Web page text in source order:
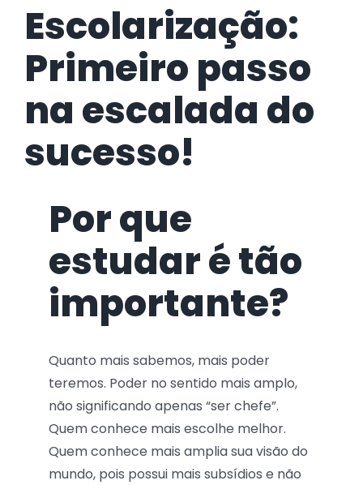
Escolarização:
Primeiro passo
na escalada do
sucesso!
Por que
estudar é tão
importante?
Quanto mais sabemos, mais poder
teremos. Poder no sentido mais amplo,
não significando apenas “ser chefe”.
Quem conhece mais escolhe melhor.
Quem conhece mais amplia sua visão do
mundo, pois possui mais subsídios e não